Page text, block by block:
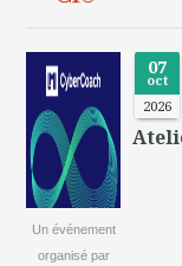
Un événement
organisé par
07
oct
2026